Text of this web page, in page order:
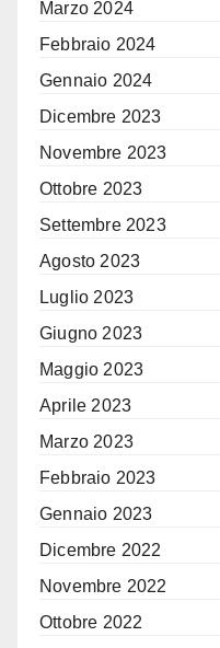
Marzo 2024
Febbraio 2024
Gennaio 2024
Dicembre 2023
Novembre 2023
Ottobre 2023
Settembre 2023
Agosto 2023
Luglio 2023
Giugno 2023
Maggio 2023
Aprile 2023
Marzo 2023
Febbraio 2023
Gennaio 2023
Dicembre 2022
Novembre 2022
Ottobre 2022